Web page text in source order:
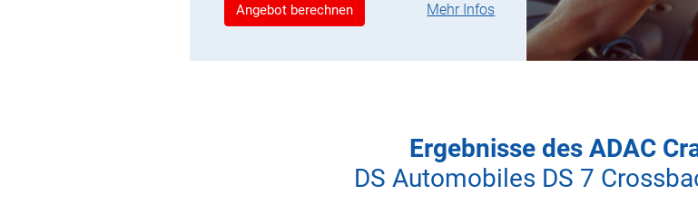
Angebot berechnen Mehr Infos
Ergebnisse des ADAC
DS Automobiles DS 7